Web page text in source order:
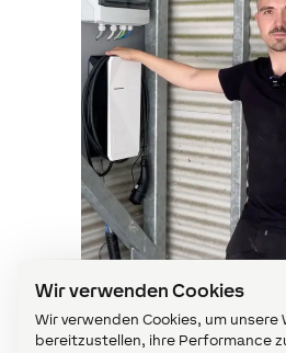
Wir verwenden Cookies
Wir verwenden Cookies, um unsere
bereitzustellen, ihre Performance
Tips & IQ